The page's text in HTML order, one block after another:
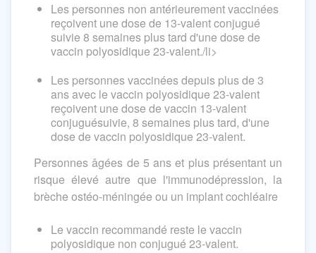
Les personnes non antérieurement vaccinées
reçoivent une dose de 13-valent conjugué
suivie 8 semaines plus tard d'une dose de
vaccin polyosidique 23-valent./li>
Les personnes vaccinées depuis plus de 3
ans avec le vaccin polyosidique 23-valent
reçoivent une dose de vaccin 13-valent
conjuguésuivie, 8 semaines plus tard, d'une
dose de vaccin polyosidique 23-valent.
Personnes âgées de 5 ans et plus présentant un
risque élevé autre que l'immunodépression, la
brèche ostéo-méningée ou un implant cochléaire
Le vaccin recommandé reste le vaccin
polyosidique non conjugué 23-valent.